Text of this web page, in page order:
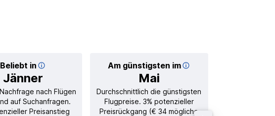
Beliebt in
Jänner
Am günstigsten im
Mai
nach Flügen
auf Suchanfragen.
Preisanstieg
Durchschnittlich die günstigsten
Flugpreise. 3% potenzieller
Preisrückgang (€ 34 mögliche